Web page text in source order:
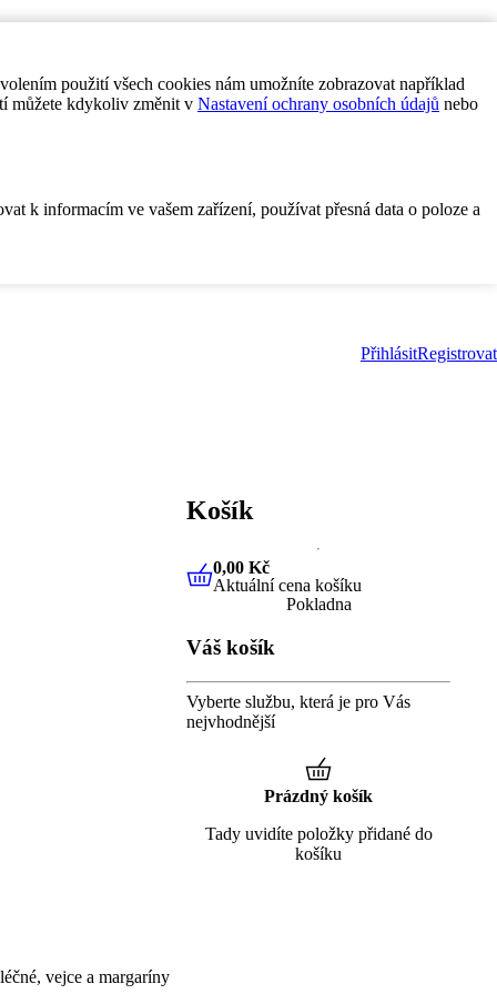
použití všech cookies nám umožníte zobrazovat například
můžete kdykoliv změnit v Nastavení ochrany osobních údajů nebo
k informacím ve vašem zařízení, používat přesná data o poloze a
PřihlásitRegistrovat
vejce a margaríny
Košík
0,00 KčAktuální cena košíku
0,00 Kč
Aktuální cena košíku
Pokladna
Váš košík
Vyberte službu, která je pro Vás
nejvhodnější
Prázdný košík
Tady uvidíte položky přidané do
košíku